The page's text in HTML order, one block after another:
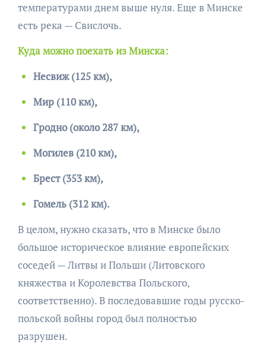
температурами днем выше нуля. Еще в Минске
есть река — Свислочь.
Куда можно поехать из Минска:
Несвиж (125 км),
Мир (110 км),
Гродно (около 287 км),
Могилев (210 км),
Брест (353 км),
Гомель (312 км).
В целом, нужно сказать, что в Минске было
большое историческое влияние европейских
соседей — Литвы и Польши (Литовского
княжества и Королевства Польского,
соответственно). В последовавшие годы русско-
польской войны город был полностью
разрушен.